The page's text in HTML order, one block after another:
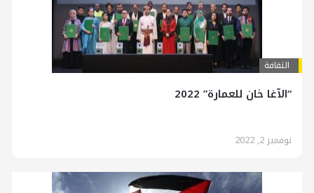
الثقافة
“الآغا خان للعمارة” 2022
نوفمبر 2, 2022